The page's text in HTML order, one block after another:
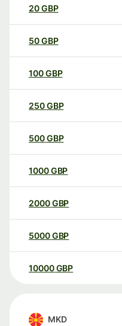
20GBP
50GBP
100GBP
250GBP
500GBP
1000GBP
2000GBP
5000GBP
10000 GBP
MKD